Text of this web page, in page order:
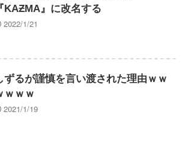
『KAƵMA』に改名する
2022/1/21
ずるが謹慎を言い渡された理由ｗｗ
ｗｗｗ
2021/1/19